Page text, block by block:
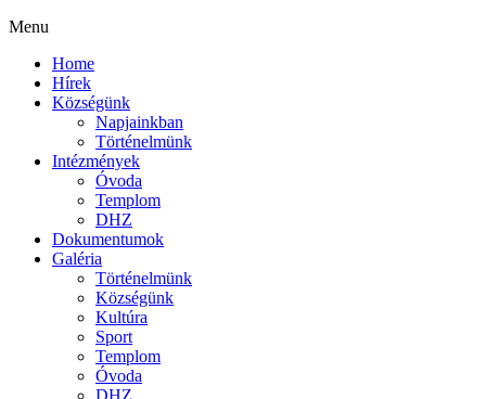
Menu
Home
Hírek
Községünk
Napjainkban
Történelmünk
Intézmények
Óvoda
Templom
DHZ
Dokumentumok
Galéria
Történelmünk
Községünk
Kultúra
Sport
Templom
Óvoda
DHZ